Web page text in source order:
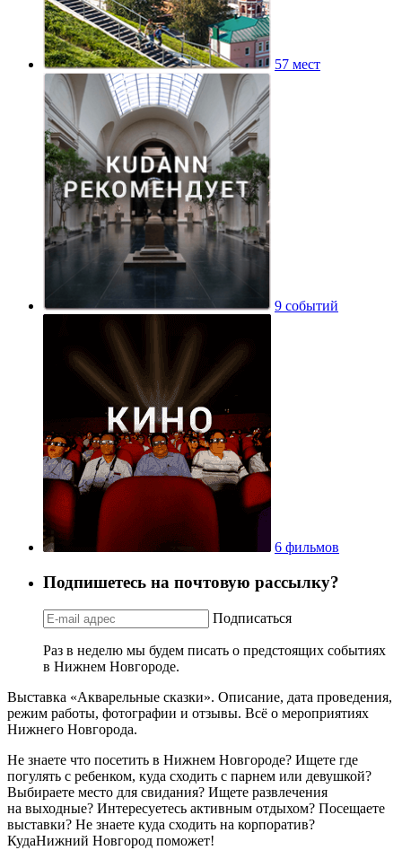
57 мест
9 событий
6 фильмов
Подпишетесь на почтовую рассылку?
Подписаться
Раз в неделю мы будем писать о предстоящих событиях
в Нижнем Новгороде.
Выставка «Акварельные сказки». Описание, дата проведения,
режим работы, фотографии и отзывы. Всё о мероприятиях
Нижнего Новгорода.
Не знаете что посетить в Нижнем Новгороде? Ищете где
погулять с ребенком, куда сходить с парнем или девушкой?
Выбираете место для свидания? Ищете развлечения
на выходные? Интересуетесь активным отдыхом? Посещаете
выставки? Не знаете куда сходить на корпоратив?
КудаНижний Новгород поможет!